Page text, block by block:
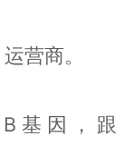
营商。
基因，跟